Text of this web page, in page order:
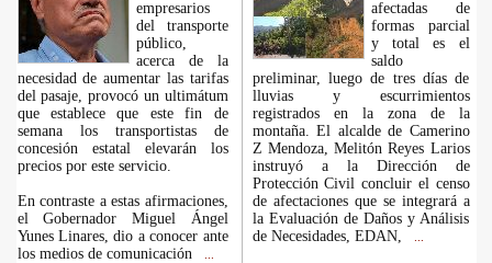
empresarios
del transporte
público,
acerca de la
necesidad de aumentar las tarifas
del pasaje, provocó un ultimátum
que establece que este fin de
semana los transportistas de
concesión estatal elevarán los
precios por este servicio.
En contraste a estas afirmaciones,
el Gobernador Miguel Ángel
Yunes Linares, dio a conocer ante
los medios de comunicación
afectadas de
formas parcial
y total es el
saldo
preliminar, luego de tres días de
lluvias y escurrimientos
registrados en la zona de la
montaña. El alcalde de Camerino
Z Mendoza, Melitón Reyes Larios
instruyó a la Dirección de
Protección Civil concluir el censo
de afectaciones que se integrará a
la Evaluación de Daños y Análisis
de Necesidades, EDAN,